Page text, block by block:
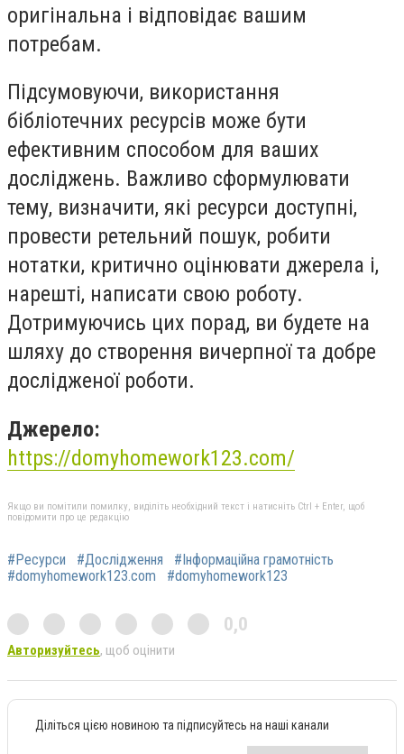
оригінальна і відповідає вашим
потребам.
Підсумовуючи, використання
бібліотечних ресурсів може бути
ефективним способом для ваших
досліджень. Важливо сформулювати
тему, визначити, які ресурси доступні,
провести ретельний пошук, робити
нотатки, критично оцінювати джерела і,
нарешті, написати свою роботу.
Дотримуючись цих порад, ви будете на
шляху до створення вичерпної та добре
дослідженої роботи.
Джерело:
https://domyhomework123.com/
Якщо ви помітили помилку, виділіть необхідний текст і натисніть Ctrl + Enter, щоб
повідомити про це редакцію
#Ресурси #Дослідження
#Інформаційна грамотність
#domyhomework123.com
#domyhomework123
0,0
Авторизуйтесь, щоб оцінити
Діліться цією новиною та підписуйтесь на наші канали